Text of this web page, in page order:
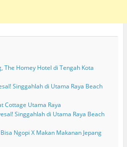
The Homey Hotel di Tengah Kota
Singgahlah di Utama Raya Beach
Cottage Utama Raya
Singgahlah di Utama Raya Beach
Ngopi X Makan Makanan Jepang